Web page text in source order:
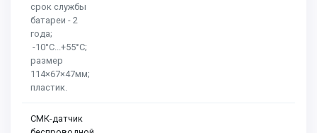
срок службы
батареи - 2
года;
-10°C...+55°C;
размер
114×67×47мм;
пластик.
СМК-датчик